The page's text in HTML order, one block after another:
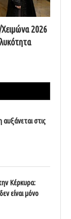
2026
αυξάνεται στις
Κέρκυρα:
είναι μόνο